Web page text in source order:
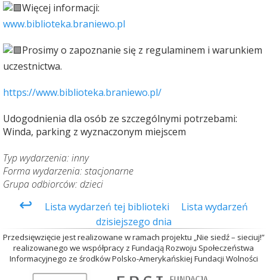
Więcej informacji:
www.biblioteka.braniewo.pl
Prosimy o zapoznanie się z regulaminem i warunkiem
uczestnictwa.
https://www.biblioteka.braniewo.pl/
Udogodnienia dla osób ze szczególnymi potrzebami:
Winda, parking z wyznaczonym miejscem
Typ wydarzenia: inny
Forma wydarzenia: stacjonarne
Grupa odbiorców: dzieci
↩ Lista wydarzeń tej biblioteki
Lista wydarzeń
dzisiejszego dnia
Przedsięwzięcie jest realizowane w ramach projektu „Nie siedź – sieciuj!”
realizowanego we współpracy z Fundacją Rozwoju Społeczeństwa
Informacyjnego ze środków Polsko-Amerykańskiej Fundacji Wolności